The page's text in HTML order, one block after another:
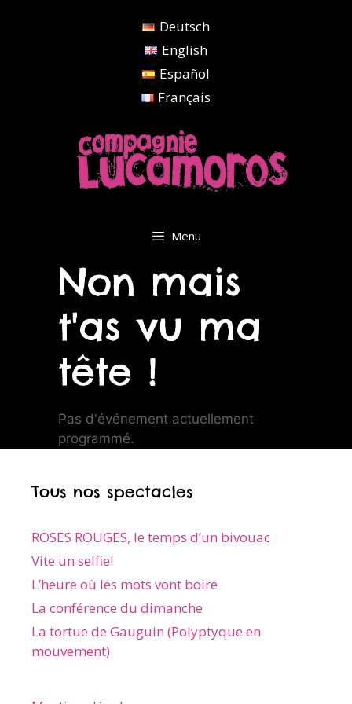
Deutsch
English
Español
Français
Menu
Non mais
t'as vu ma
tête !
Pas d'événement actuellement
programmé.
Tous nos spectacles
ROSES ROUGES, le temps d’un bivouac
Vite un selfie!
L’heure où les mots vont boire
La conférence du dimanche
La tortue de Gauguin (Polyptyque en
mouvement)